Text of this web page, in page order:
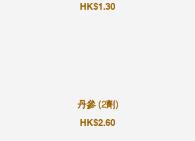
HK$1.30
丹參 (2劑)
HK$2.60